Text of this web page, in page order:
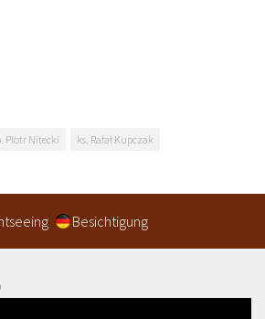
Piotr Nitecki ks. Rafał Kupczak
Besichtigung